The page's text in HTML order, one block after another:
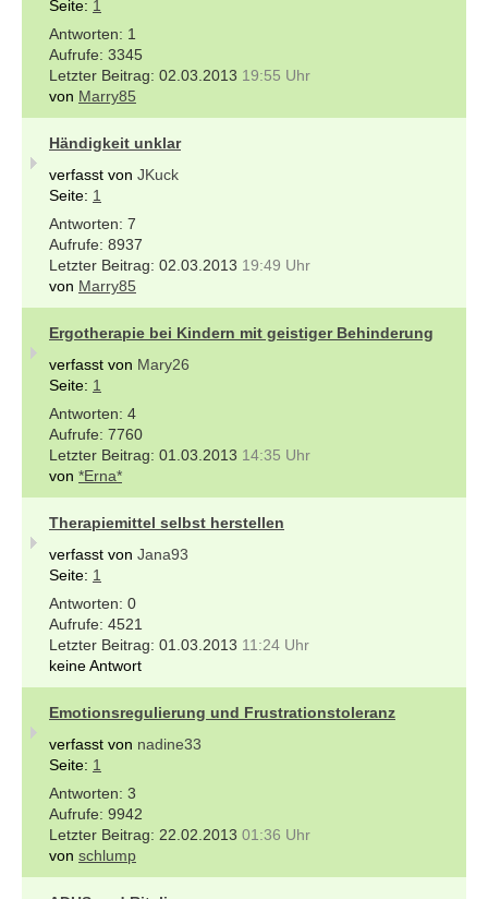
Seite: 1
1
3345
02.03.2013 19:55 Uhr
von Marry85
Händigkeit unklar
verfasst von JKuck
Seite: 1
7
8937
02.03.2013 19:49 Uhr
von Marry85
Ergotherapie bei Kindern mit geistiger Behinderung
verfasst von Mary26
Seite: 1
4
7760
01.03.2013 14:35 Uhr
von *Erna*
Therapiemittel selbst herstellen
verfasst von Jana93
Seite: 1
0
4521
01.03.2013 11:24 Uhr
keine Antwort
Emotionsregulierung und Frustrationstoleranz
verfasst von nadine33
Seite: 1
3
9942
22.02.2013 01:36 Uhr
von schlump